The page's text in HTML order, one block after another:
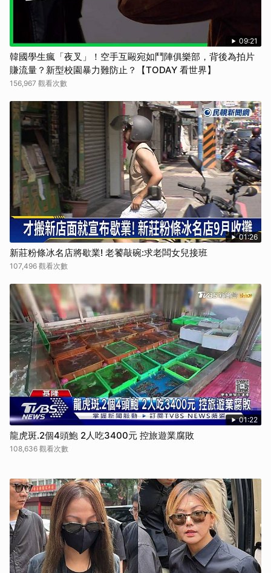
09:21
韓國學生瘋「夜叉」！空手互毆宛如鬥陣俱樂部，背後為拍片
賺流量？新型校園暴力難防止？【TODAY 看世界】
156,967 觀看次數
01:26
新莊粉條冰名店將歇業! 老饕敲碗:求老闆女兒接班
107,496 觀看次數
01:22
龍虎斑.2個4頭鮑 2人吃3400元 控旅遊業腐敗
108,636 觀看次數